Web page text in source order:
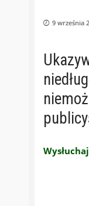
9 września